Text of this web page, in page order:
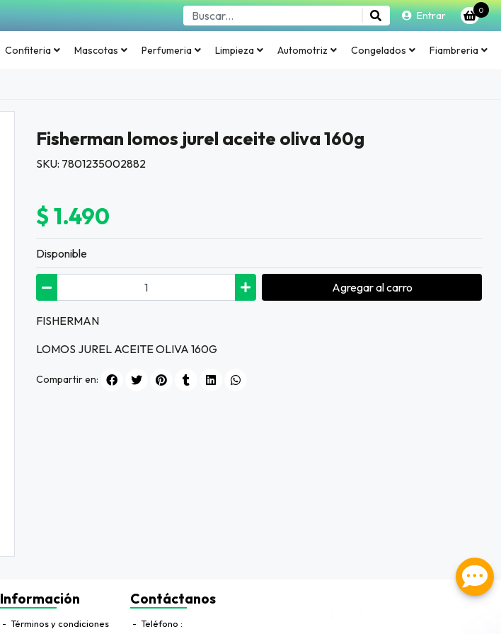
Entrar 0
Confiteria Mascotas Perfumeria Limpieza Automotriz Congelados Fiambreria
Fisherman lomos jurel aceite oliva 160g
SKU: 7801235002882
$ 1.490
Disponible
Agregaral carro
FISHERMAN
LOMOS JUREL ACEITE OLIVA 160G
Compartir en:
Información
Términos y condiciones
Contáctanos
Teléfono